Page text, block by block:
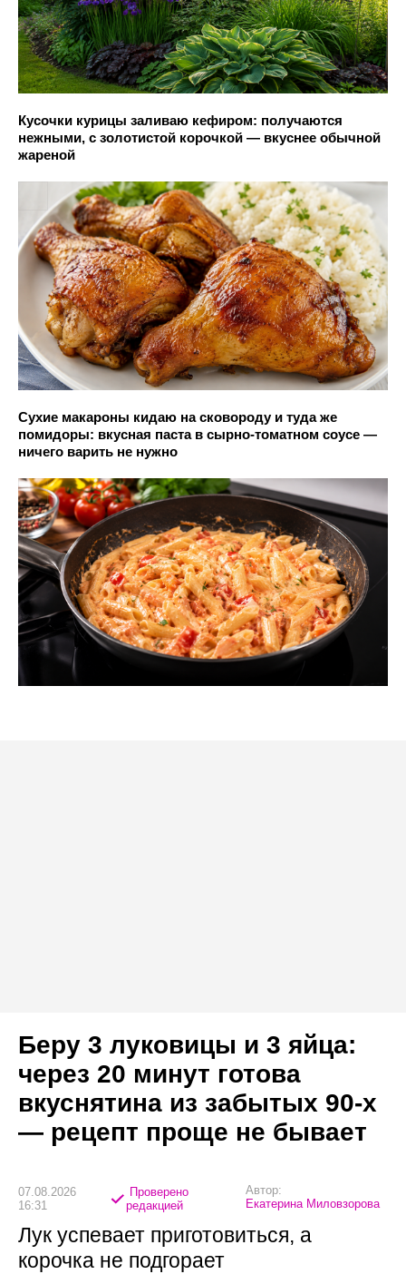
Кусочки курицы заливаю кефиром: получаются
нежными, с золотистой корочкой — вкуснее обычной
жареной
Сухие макароны кидаю на сковороду и туда же
помидоры: вкусная паста в сырно-томатном соусе —
ничего варить не нужно
Беру 3 луковицы и 3 яйца:
через 20 минут готова
вкуснятина из забытых 90-х
— рецепт проще не бывает
07.08.2026
16:31
Проверено
редакцией
Автор:
Екатерина Миловзорова
Лук успевает приготовиться, а
корочка не подгорает